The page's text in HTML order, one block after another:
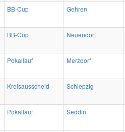
BB-Cup Gehren
BB-Cup Neuendorf
Pokallauf Merzdorf
Kreisausscheid Schlepzig
Pokallauf Seddin